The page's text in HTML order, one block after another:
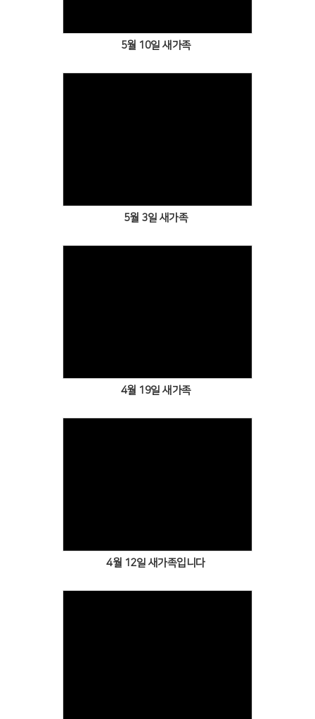
5월 10일 새가족
5월 3일 새가족
4월 19일 새가족
4월 12일 새가족입니다